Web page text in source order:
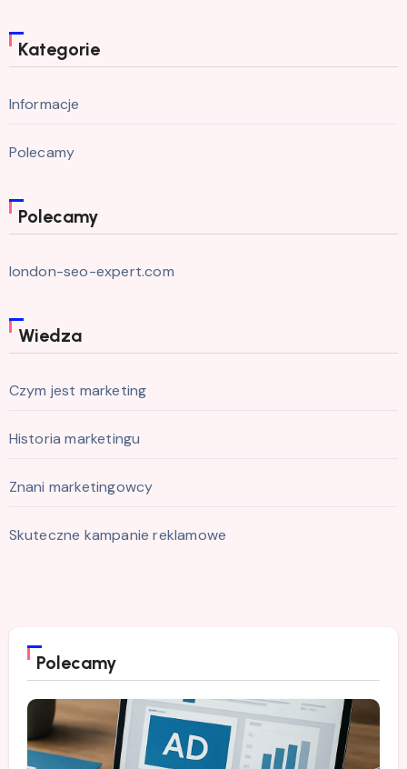
Kategorie
Informacje
Polecamy
Polecamy
london-seo-expert.com
Wiedza
Czym jest marketing
Historia marketingu
Znani marketingowcy
Skuteczne kampanie reklamowe
Polecamy